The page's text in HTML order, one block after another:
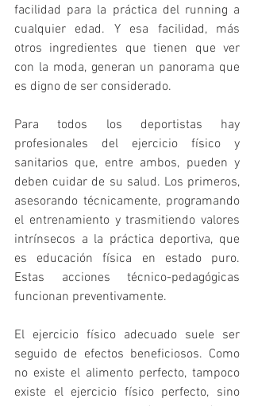
facilidad para la práctica del running a
cualquier edad. Y esa facilidad, más
otros ingredientes que tienen que ver
con la moda, generan un panorama que
es digno de ser considerado.
Para todos los deportistas hay
profesionales del ejercicio físico y
sanitarios que, entre ambos, pueden y
deben cuidar de su salud. Los primeros,
asesorando técnicamente, programando
el entrenamiento y trasmitiendo valores
intrínsecos a la práctica deportiva, que
es educación física en estado puro.
Estas acciones técnico-pedagógicas
funcionan preventivamente.
El ejercicio físico adecuado suele ser
seguido de efectos beneficiosos. Como
no existe el alimento perfecto, tampoco
existe el ejercicio físico perfecto, sino